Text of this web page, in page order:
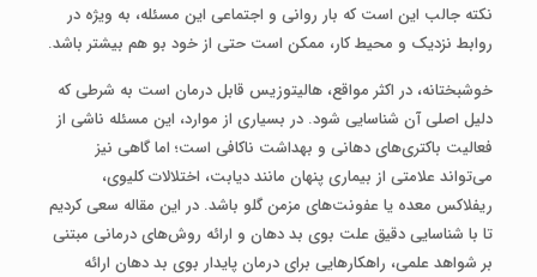
نکته جالب این است که بار روانی و اجتماعی این مسئله، به ویژه در
روابط نزدیک و محیط کار، ممکن است حتی از خود بو هم بیشتر باشد.
خوشبختانه، در اکثر مواقع، هالیتوزیس قابل درمان است به شرطی که
دلیل اصلی آن شناسایی شود. در بسیاری از موارد، این مسئله ناشی از
فعالیت باکتری‌های دهانی و بهداشت ناکافی است؛ اما گاهی نیز
می‌تواند علامتی از بیماری پنهان مانند دیابت، اختلالات کلیوی،
ریفلاکس معده یا عفونت‌های مزمن گلو باشد. در این مقاله سعی کردیم
تا با شناسایی دقیق علت بوی بد دهان و ارائه روش‌های درمانی مبتنی
بر شواهد علمی، راهکارهایی برای درمان پایدار بوی بد دهان ارائه